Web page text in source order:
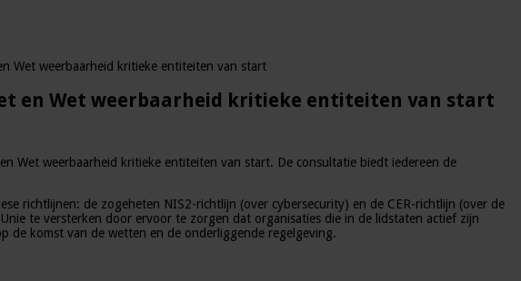
Wet weerbaarheid kritieke entiteiten van start
en Wet weerbaarheid kritieke entiteiten van start
Wet weerbaarheid kritieke entiteiten van start. De consultatie biedt iedereen de
richtlijnen: de zogeheten NIS2-richtlijn (over cybersecurity) en de CER-richtlijn (over de
te versterken door ervoor te zorgen dat organisaties die in de lidstaten actief zijn
de komst van de wetten en de onderliggende regelgeving.